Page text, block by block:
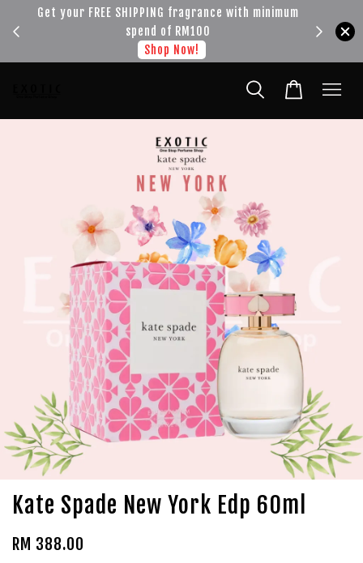
Get your FREE SHIPPING fragrance with minimum
spend of RM100
Shop Now!
Kate Spade New York Edp 60ml
RM 388.00